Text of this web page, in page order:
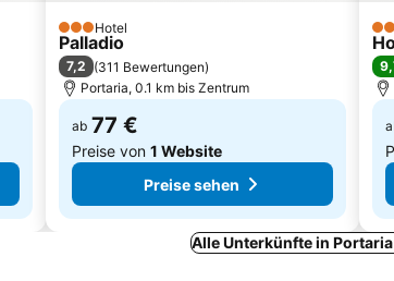
3 Sterne
Hotel
Palladio
7,2 (311 Bewertungen)
Portaria, 0.1 km bis Zentrum
ab 77 €
Preise von 1 Website
Preise sehen
2
Alle Unterkünfte in